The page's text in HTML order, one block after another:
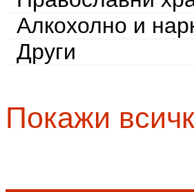
Алкохолно и
Други
Покажи